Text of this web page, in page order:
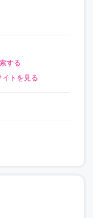
する
イトを見る